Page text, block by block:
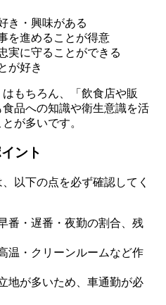
き・興味がある
を進めることが得意
実に守ることができる
が好き
はもちろん、「飲食店や販
品への知識や衛生意識を活
が多いです。
ント
以下の点を必ず確認してく
番・遅番・夜勤の割合、残
温・クリーンルームなど作
地が多いため、車通勤が必